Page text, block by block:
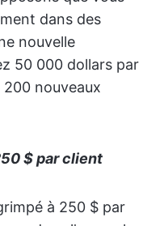
dans des
nouvelle
50 000 dollars par
nouveaux
$ par client
à 250 $ par